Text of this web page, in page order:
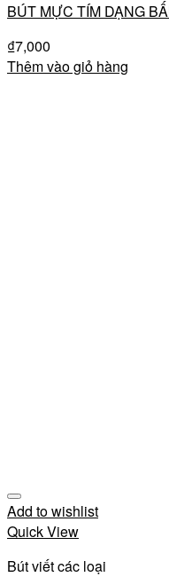
BÚT MỰC TÍM DẠNG
₫7,000
Thêm vào giỏ hàng
Add to wishlist
Quick View
Bút viết các loại